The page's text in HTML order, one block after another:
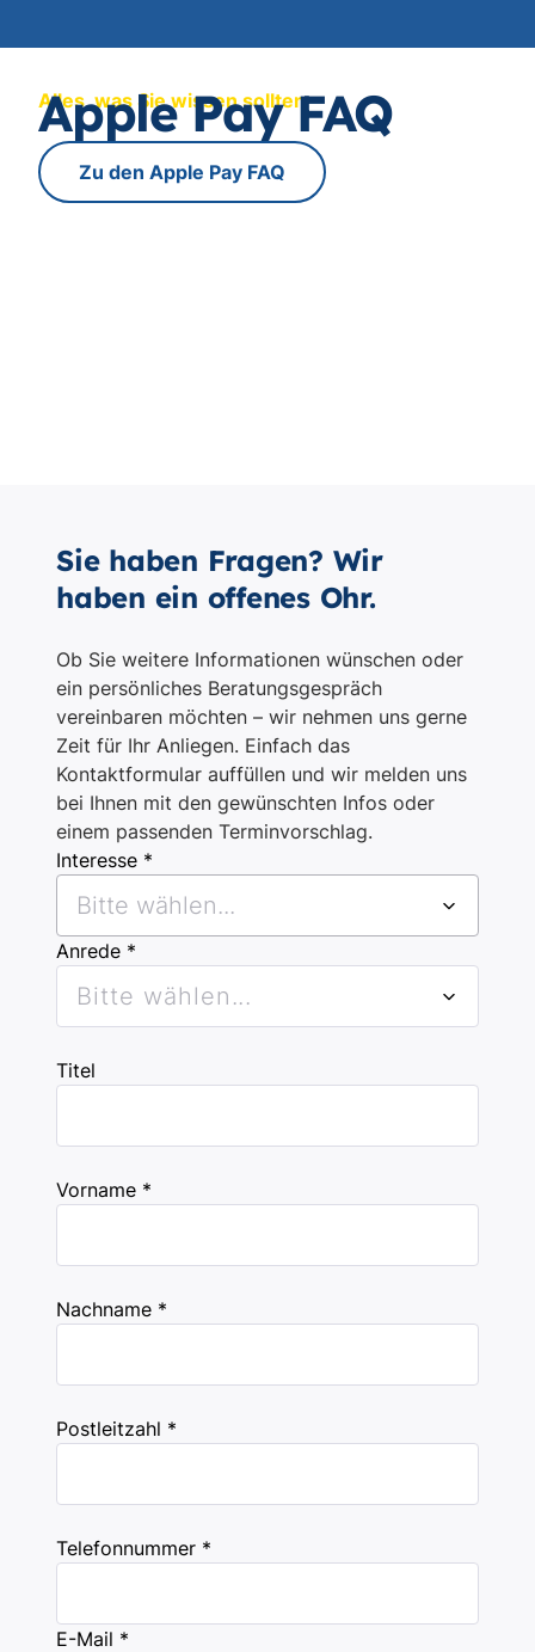
Sie haben Fragen? Wir
haben ein offenes Ohr.
Ob Sie weitere Informationen wünschen oder
ein persönliches Beratungsgespräch
vereinbaren möchten – wir nehmen uns gerne
Zeit für Ihr Anliegen. Einfach das
Kontaktformular auffüllen und wir melden uns
bei Ihnen mit den gewünschten Infos oder
einem passenden Terminvorschlag.
Interesse *
Bitte wählen...
Anrede *
Bitte wählen...
Titel
Vorname *
Nachname *
Postleitzahl *
Telefonnummer *
E-Mail *